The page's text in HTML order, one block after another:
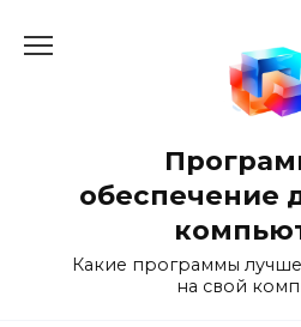
обеспечение
Какие программы лучше
на свой